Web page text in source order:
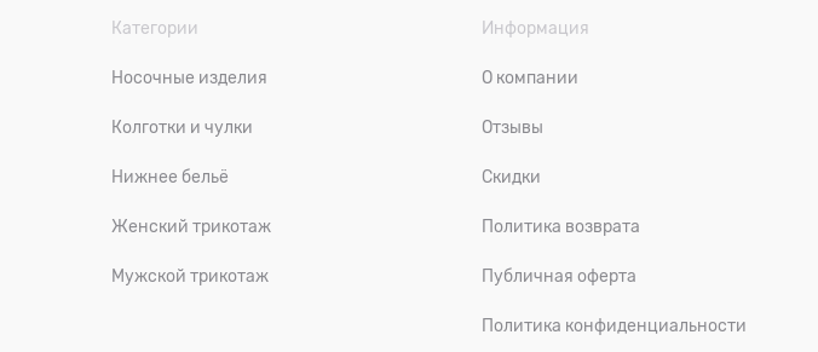
Категории
Носочные изделия
Колготки и чулки
Нижнее бельё
Женский трикотаж
Мужской трикотаж
Информация
О компании
Отзывы
Скидки
Политика возврата
Публичная оферта
Политика конфиденциальности